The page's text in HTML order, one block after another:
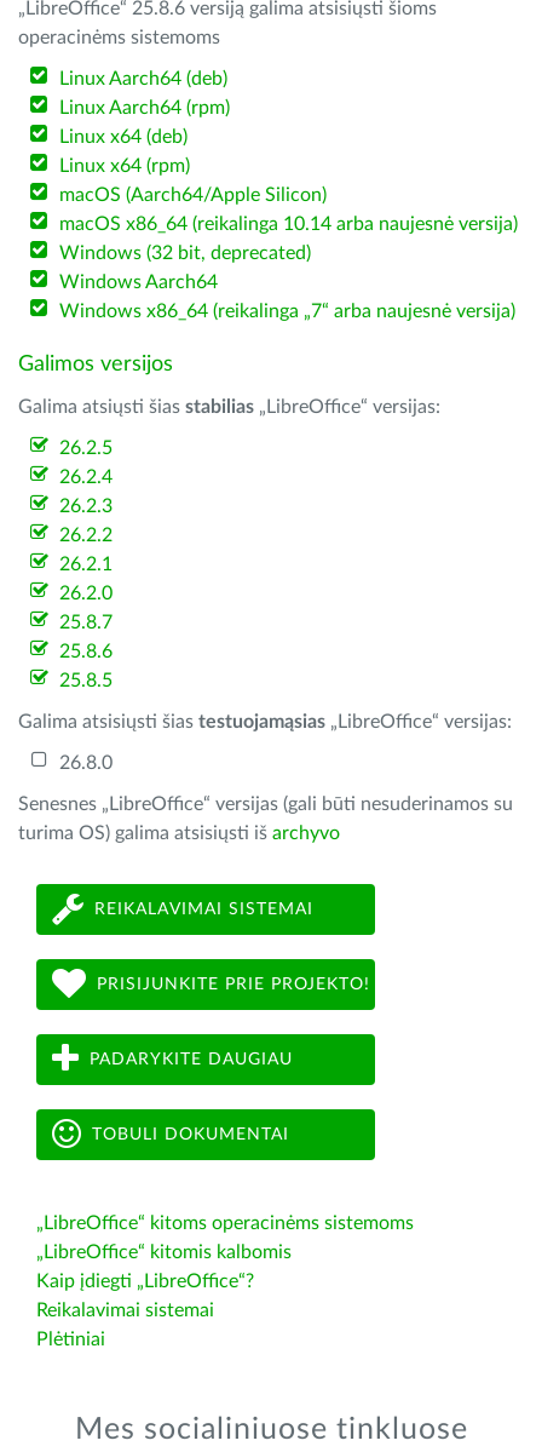
„LibreOffice“ 25.8.6 versiją galima atsisiųsti šioms
operacinėms sistemoms
Linux Aarch64 (deb)
Linux Aarch64 (rpm)
Linux x64 (deb)
Linux x64 (rpm)
macOS (Aarch64/Apple Silicon)
macOS x86_64 (reikalinga 10.14 arba naujesnė versija)
Windows (32 bit, deprecated)
Windows Aarch64
Windows x86_64 (reikalinga „7“ arba naujesnė versija)
Galimos versijos
Galima atsiųsti šias stabilias „LibreOffice“ versijas:
26.2.5
26.2.4
26.2.3
26.2.2
26.2.1
26.2.0
25.8.7
25.8.6
25.8.5
Galima atsisiųsti šias testuojamąsias „LibreOffice“ versijas:
26.8.0
Senesnes „LibreOffice“ versijas (gali būti nesuderinamos su
turima OS) galima atsisiųsti iš archyvo
REIKALAVIMAI SISTEMAI
PRISIJUNKITE PRIE PROJEKTO!
PADARYKITE DAUGIAU
TOBULI DOKUMENTAI
„LibreOffice“ kitoms operacinėms sistemoms
„LibreOffice“ kitomis kalbomis
Kaip įdiegti „LibreOffice“?
Reikalavimai sistemai
Plėtiniai
Mes socialiniuose tinkluose